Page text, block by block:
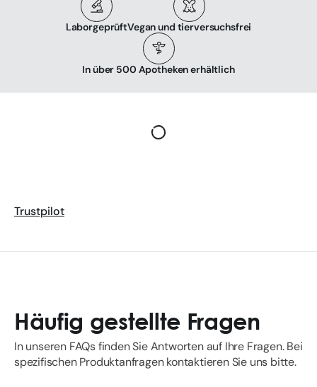
LaborgeprüftVegan und tierversuchsfrei
In über 500 Apotheken erhältlich
Trustpilot
Häufig gestellte Fragen
In unseren FAQs finden Sie Antworten auf Ihre Fragen. Bei
spezifischen Produktanfragen kontaktieren Sie uns bitte.